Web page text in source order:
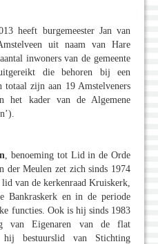
heeft burgemeester Jan van
uit naam van Hare
inwoners van de gemeente
die behoren bij een
zijn aan 19 Amstelveners
het kader van de Algemene
, benoeming tot Lid in de Orde
der Meulen zet zich sinds 1974
van de kerkenraad Kruiskerk,
en in de periode
functies. Ook is hij sinds 1983
van Eigenaren van de flat
bestuurslid van Stichting